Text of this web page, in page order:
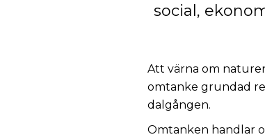
social,
Att värna om
omtanke grundad
dalgången.
Omtanken handlar